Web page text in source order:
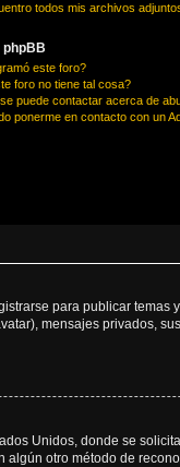
todos mis archivos
este foro?
foro no tiene tal cosa?
puede contactar acerca de
ponerme en contacto con un
para publicar
mensajes privados,
Unidos, donde se
otro método de